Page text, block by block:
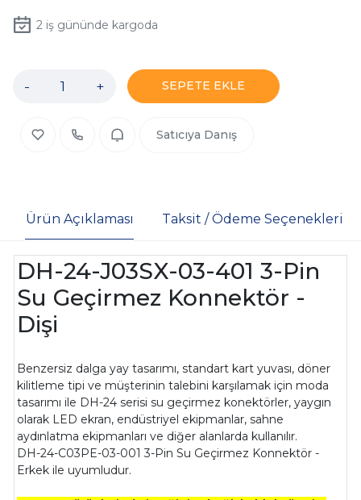
2iş gününde kargoda
- + SEPETE EKLE
Satıcıya Danış
Ürün Açıklaması Taksit / Ödeme Seçenekleri
DH-24-J03SX-03-401 3-Pin
Su Geçirmez Konnektör -
Dişi
Benzersiz dalga yay tasarımı, standart kart yuvası, döner
kilitleme tipi ve müşterinin talebini karşılamak için moda
tasarımı ile DH-24 serisi su geçirmez konektörler, yaygın
olarak LED ekran, endüstriyel ekipmanlar, sahne
aydınlatma ekipmanları ve diğer alanlarda kullanılır.
DH-24-C03PE-03-001 3-Pin Su Geçirmez Konnektör -
Erkek ile uyumludur.